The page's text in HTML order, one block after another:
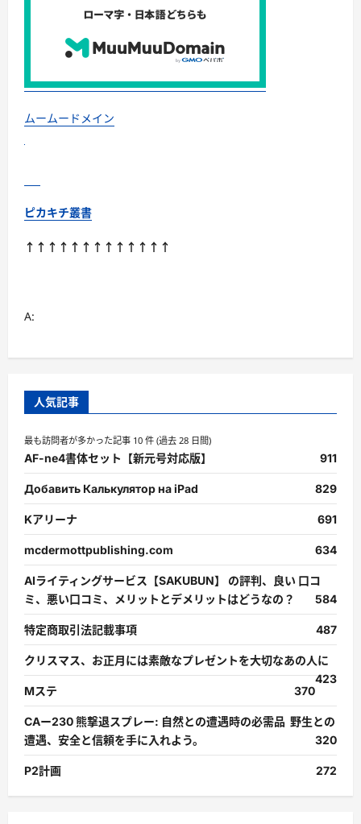
専
門
に
つ
て
さ
ムームードメイン
ピカキチ叢書
↑↑↑↑↑↑↑↑↑↑↑↑↑
A:
人気記事
最も訪問者が多かった記事 10 件 (過去 28 日間)
AF-ne4書体セット【新元号対応版】 911
Добавить Калькулятор на iPad 829
Kアリーナ 691
mcdermottpublishing.com 634
AIライティングサービス【SAKUBUN】 の評判、良い 口コ
ミ、悪い口コミ、メリットとデメリットはどうなの？
584
特定商取引法記載事項 487
クリスマス、お正月には素敵なプレゼントを大切なあの人に
423
Mステ
370
CAー230 熊撃退スプレー: 自然との遭遇時の必需品 野生との
遭遇、安全と信頼を手に入れよう。
320
P2計画 272